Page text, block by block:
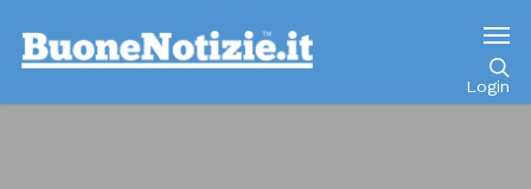
Login
Go to mobile version